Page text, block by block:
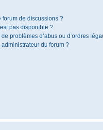
de discussions ?
pas disponible ?
problèmes d’abus ou d’ordres
du forum ?